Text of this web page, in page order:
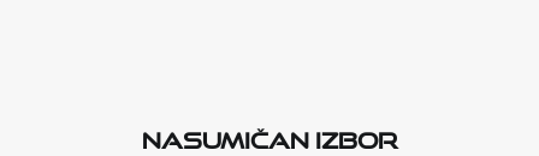
Nasumičan izbor